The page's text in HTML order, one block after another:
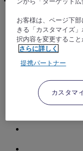
世界を味
お客様は、ページ下
きる「カスタマイズ
択内容を変更すること
さらに詳しく
提携パートナー
カスタマ